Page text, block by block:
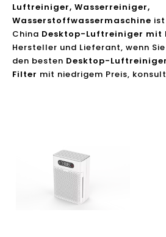
Luftreiniger, Wasserreiniger,
Wasserstoffwassermaschine
China Desktop-Luftreiniger mit
Hersteller und Lieferant, wenn
den besten Desktop-Luftreiniger
Filter mit niedrigem Preis,